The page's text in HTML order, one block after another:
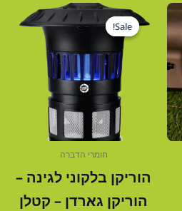
המחיר
הנוכחי
הוא:
27.00 ₪.
Sale!
Sale!
חומרי הדברה
הוריקן בלקוני לגינה –
הוריקן גארדן – קטלן
המחיר
המקורי
היה:
360.00 ₪.